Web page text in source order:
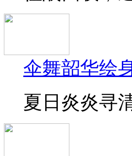
伞舞韶华绘
夏日炎炎寻